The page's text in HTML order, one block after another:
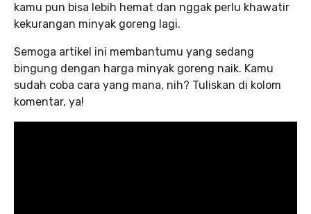
kamu pun bisa lebih hemat dan nggak perlu khawatir
kekurangan minyak goreng lagi.
Semoga artikel ini membantumu yang sedang
bingung dengan harga minyak goreng naik. Kamu
sudah coba cara yang mana, nih? Tuliskan di kolom
komentar, ya!